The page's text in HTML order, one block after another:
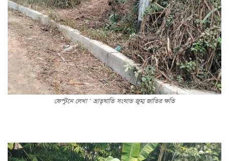
ফেস্টুনে লেখা ‘ ভ্রাতৃঘাতি সংঘাত জুম্ম জাতির ক্ষতি